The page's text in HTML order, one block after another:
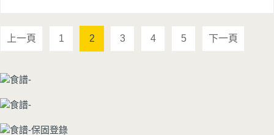
上一頁 1 2 3 4 5 下一頁